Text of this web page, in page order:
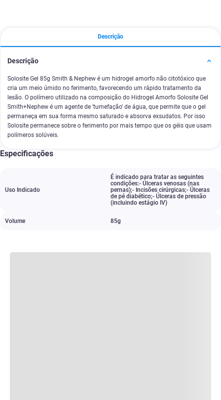
Descrição
Descrição
Solosite Gel 85g Smith & Nephew é um hidrogel amorfo não citotóxico que
cria um meio úmido no ferimento, favorecendo um rápido tratamento da
lesão. O polímero utilizado na composição do Hidrogel Amorfo Solosite Gel
Smith+Nephew é um agente de 'tumefação' de água, que permite que o gel
permaneça em sua forma mesmo saturado e absorva exsudatos. Por isso
Solosite permanece sobre o ferimento por mais tempo que os géis que usam
polímeros solúveis.
Especificações
Uso Indicado
É indicado para tratar as seguintes
condições:- Úlceras venosas (nas
pernas);- Incisões cirúrgicas;- Úlceras
de pé diabético;- Úlceras de pressão
(incluindo estágio IV)
Volume 85g